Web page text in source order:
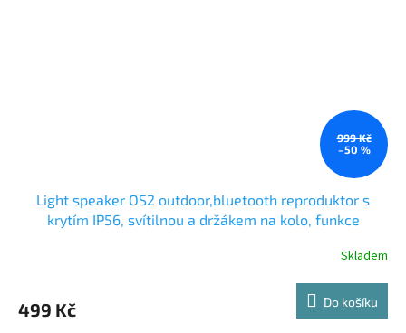
999 Kč
–50 %
Light speaker OS2 outdoor,bluetooth reproduktor s
krytím IP56, svítilnou a držákem na kolo, funkce
Skladem
499 Kč Do košíku